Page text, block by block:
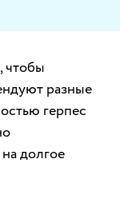
чтобы
разные
герпес
долгое